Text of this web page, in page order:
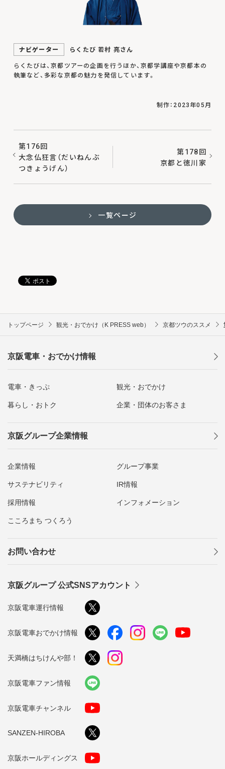
ナビゲーター
らくたび 若村 亮さん
らくたびは、京都ツアーの企画を行うほか、京都学講座や京都本の
執筆など、多彩な京都の魅力を発信しています。
制作：2023年05月
第176回
大念仏狂言（だいねんぶ
つきょうげん）
第178回
京都と徳川家
一覧ページ
トップページ 観光・おでかけ（K PRESS web） 京都ツウのススメ
京阪電車・おでかけ情報
電車・きっぷ 観光・おでかけ
暮らし・おトク 企業・団体のお客さま
京阪グループ企業情報
企業情報 グループ事業
サステナビリティ IR情報
採用情報 インフォメーション
こころまち つくろう
お問い合わせ
京阪グループ 公式SNSアカウント
京阪電車運行情報
京阪電車おでかけ情報
天満橋はちけんや部！
京阪電車ファン情報
京阪電車チャンネル
SANZEN-HIROBA
京阪ホールディングス